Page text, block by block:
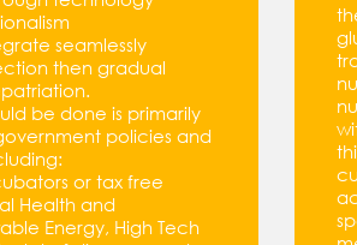
seamlessly
then gradual
be done is primarily
policies and
or tax free
Health and
Energy, High Tech